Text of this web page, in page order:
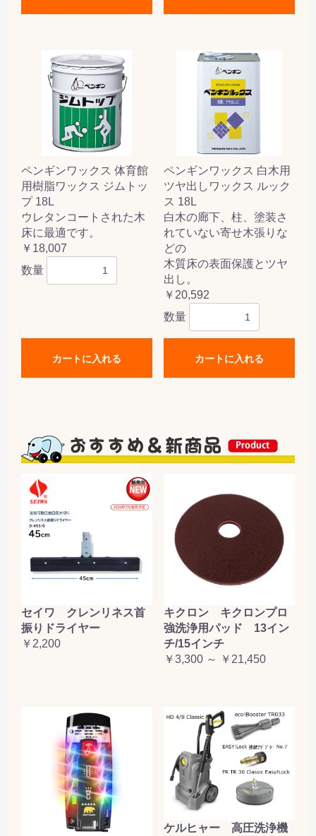
ペンギンワックス 体育館
用樹脂ワックス ジムトッ
プ 18L
ウレタンコートされた木
床に最適です。
￥18,007
数量
カートに入れる
ペンギンワックス 白木用
ツヤ出しワックス ルック
ス 18L
白木の廊下、柱、塗装さ
れていない寄せ木張りな
どの
木質床の表面保護とツヤ
出し。
￥20,592
数量
カートに入れる
セイワ クレンリネス首
振りドライヤー
￥2,200
キクロン キクロンプロ
強洗浄用パッド 13イン
チ/15インチ
￥3,300 ～ ￥21,450
ケルヒャー 高圧洗浄機